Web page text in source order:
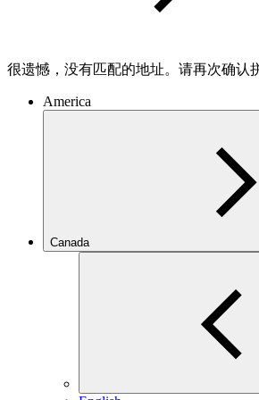
很遗憾，没有匹配的地址。请再次确认
America
Canada